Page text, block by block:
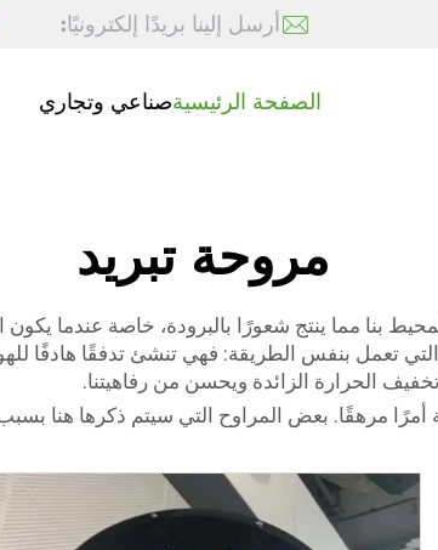
أرسل إلينا بريدًا إلكترونيًا:
الصفحة الرئيسيةصناعي وتجاري
مروحة تبريد
بنا مما ينتج شعورًا بالبرودة، خاصة عندما
تعمل بنفس الطريقة: فهي تنشئ تدفقًا هادفًا
الحرارة الزائدة ويحسن من رفاهيتنا.
أمرًا مرهقًا. بعض المراوح التي سيتم ذكرها هنا